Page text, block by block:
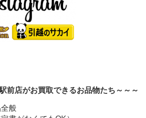
前店がお買取できるお品物たち～～～
全般